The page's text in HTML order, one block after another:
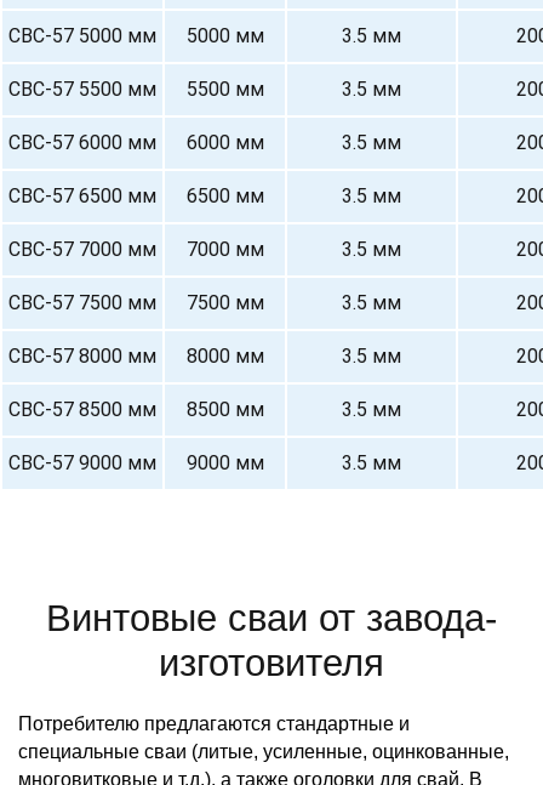
СВС-57 5000 мм 5000 мм 3.5 мм
СВС-57 5500 мм 5500 мм 3.5 мм
СВС-57 6000 мм 6000 мм 3.5 мм
СВС-57 6500 мм 6500 мм 3.5 мм
СВС-57 7000 мм 7000 мм 3.5 мм
СВС-57 7500 мм 7500 мм 3.5 мм
СВС-57 8000 мм 8000 мм 3.5 мм
СВС-57 8500 мм 8500 мм 3.5 мм
СВС-57 9000 мм 9000 мм 3.5 мм
Винтовые сваи от завода-
изготовителя
Потребителю предлагаются стандартные и
специальные сваи (литые, усиленные, оцинкованные,
многовитковые и т.д.), а также оголовки для свай. В